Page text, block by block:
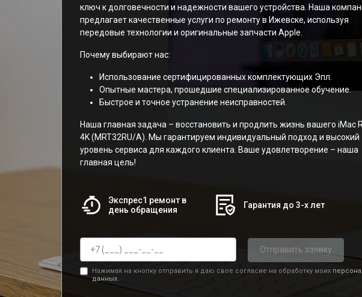
ключ к долговечности и надежности вашего устройства. Наша
предлагает качественные услуги по ремонту в Ижевске, используя
передовые технологии и оригинальные запчасти Apple.
Почему выбирают нас:
Использование сертифицированных комплектующих Эпл.
Опытные мастера, прошедшие специализированное обучение.
Быстрое и точное устранение неисправностей.
Наша главная задача – восстановить и продлить жизнь вашего iMac
4K (MRT32RU/A). Мы гарантируем индивидуальный подход и высокий
уровень сервиса для каждого клиента. Ваше удовлетворение – наша
главная цель!
Экспрес1 ремонт в
день обращения
Гарантия до 3-х лет
Отправить заявку
Нажимая на кнопку отправить я даю свое согласие на обработку моих
данных.